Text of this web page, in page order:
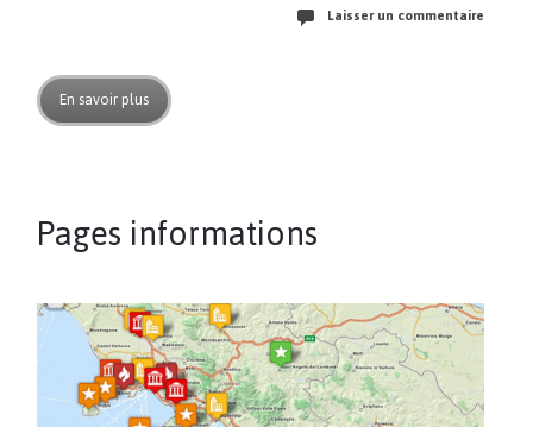
Laisser un commentaire
En savoir plus
Pages informations